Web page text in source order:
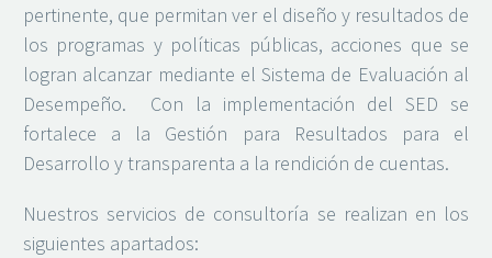
pertinente, que permitan ver el diseño y resultados de
los programas y políticas públicas, acciones que se
logran alcanzar mediante el Sistema de Evaluación al
Desempeño. Con la implementación del SED se
fortalece a la Gestión para Resultados para el
Desarrollo y transparenta a la rendición de cuentas.
Nuestros servicios de consultoría se realizan en los
siguientes apartados: